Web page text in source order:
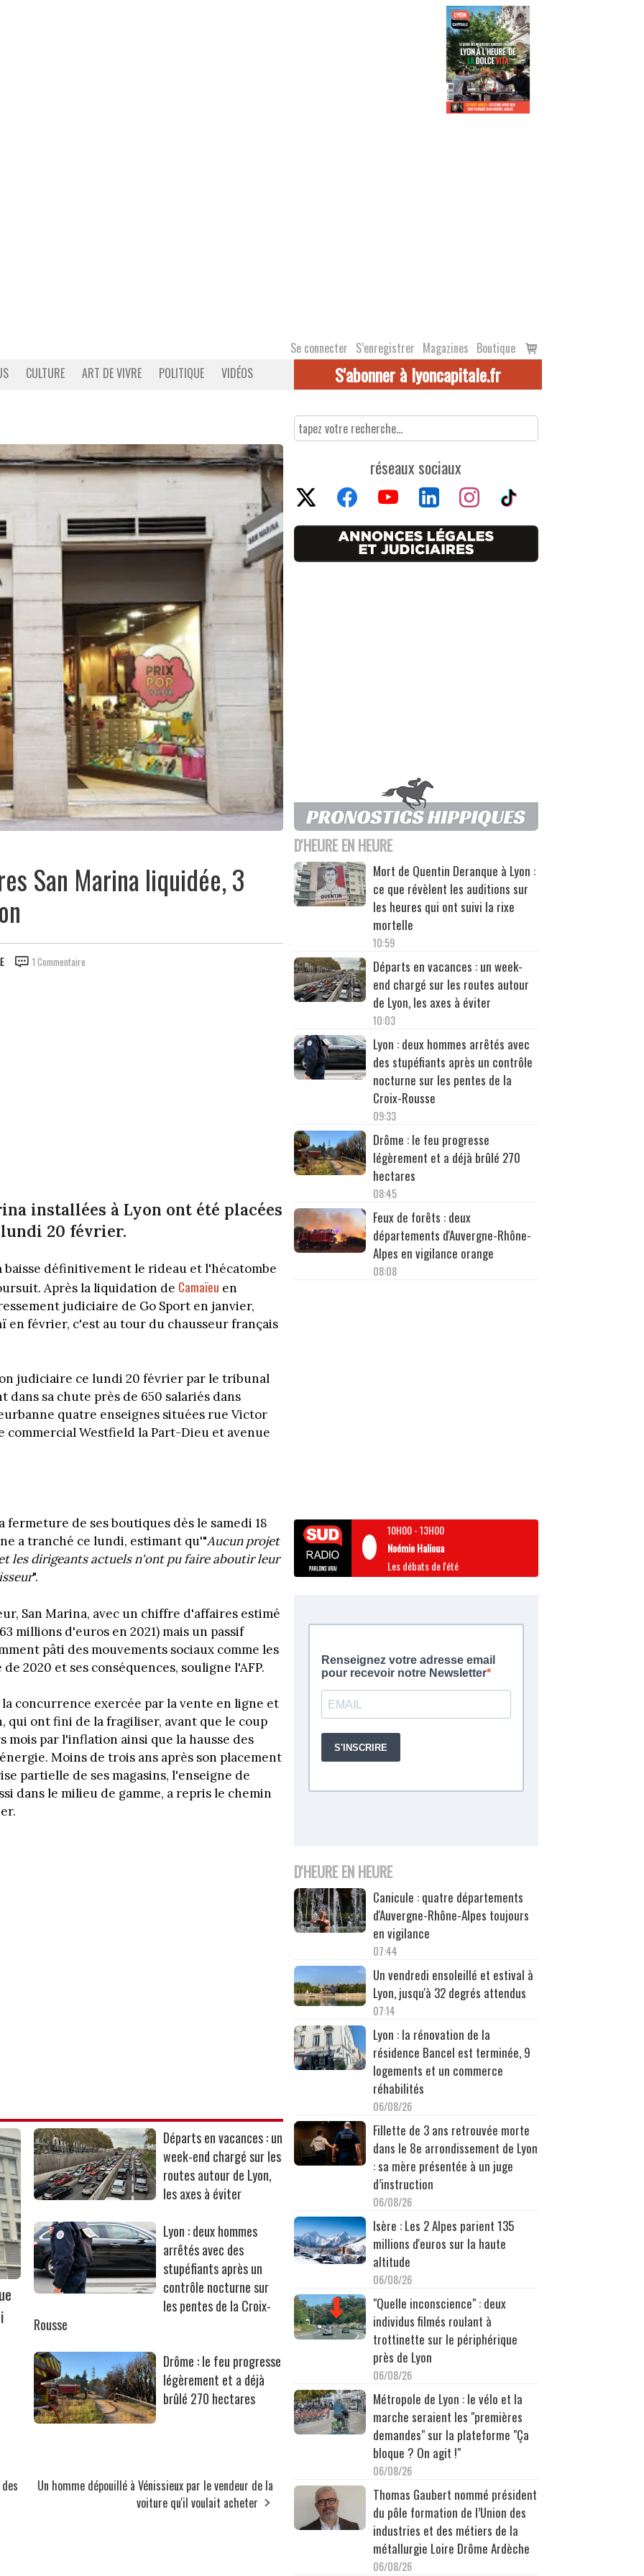
Se connecter S’enregistrer Magazines Boutique
Voir
le
CULTURE ART DE VIVRE POLITIQUE VIDÉOS S'abonner à lyoncapitale.fr
San Marina liquidée, 3
1 Commentaire
installées à Lyon ont été placées
20 février.
baisse définitivement le rideau et l'hécatombe
Après la liquidation de Camaïeu en
judiciaire de Go Sport en janvier,
en février, c'est au tour du chausseur français
judiciaire ce lundi 20 février par le tribunal
sa chute près de 650 salariés dans
quatre enseignes situées rue Victor
commercial Westfield la Part-Dieu et avenue
fermeture de ses boutiques dès le samedi 18
a tranché ce lundi, estimant qu'"Aucun projet
les dirigeants actuelsn'ont pu faire aboutir leur
".
San Marina, avec un chiffre d'affaires estimé
millions d'euros en 2021) mais un passif
pâti des mouvements sociaux comme les
2020 et ses conséquences, souligne l'AFP.
concurrence exercée par la vente en ligne et
qui ont fini de la fragiliser, avant que le coup
par l'inflation ainsi que la hausse des
Moins de trois ans après son placement
partielle de ses magasins, l'enseigne de
dans le milieu de gamme, a repris le chemin
Départs en vacances : un
week-end chargé sur les
routes autour de Lyon,
les axes à éviter
Lyon : deux hommes
arrêtés avec des
stupéfiants après un
contrôle nocturne sur
les pentes de la Croix-
Rousse
Drôme : le feu progresse
légèrement et a déjà
brûlé 270 hectares
Un homme dépouillé à Vénissieux par le vendeur de la
voiture qu'il voulait acheter
réseaux sociaux
D'HEURE EN HEURE
Mort de Quentin Deranque à Lyon :
ce que révèlent les auditions sur
les heures qui ont suivi la rixe
mortelle
10:59
Départs en vacances : un week-
end chargé sur les routes autour
de Lyon, les axes à éviter
10:03
Lyon : deux hommes arrêtés avec
des stupéfiants après un contrôle
nocturne sur les pentes de la
Croix-Rousse
09:33
Drôme : le feu progresse
légèrement et a déjà brûlé 270
hectares
08:45
Feux de forêts : deux
départements d'Auvergne-Rhône-
Alpes en vigilance orange
08:08
10H00-13H00
Noémie Halioua
Les débats de l'été
D'HEURE EN HEURE
Canicule : quatre départements
d'Auvergne-Rhône-Alpes toujours
en vigilance
07:44
Un vendredi ensoleillé et estival à
Lyon, jusqu'à 32 degrés attendus
07:14
Lyon : la rénovation de la
résidence Bancel est terminée, 9
logements et un commerce
réhabilités
06/08/26
Fillette de 3 ans retrouvée morte
dans le 8e arrondissement de Lyon
: sa mère présentée à un juge
d’instruction
06/08/26
Isère : Les 2 Alpes parient 135
millions d'euros sur la haute
altitude
06/08/26
"Quelle inconscience" : deux
individus filmés roulant à
trottinette sur le périphérique
près de Lyon
06/08/26
Métropole de Lyon : le vélo et la
marche seraient les "premières
demandes" sur la plateforme "Ça
bloque ? On agit !"
06/08/26
Thomas Gaubert nommé président
du pôle formation de l’Union des
industries et des métiers de la
métallurgie Loire Drôme Ardèche
06/08/26